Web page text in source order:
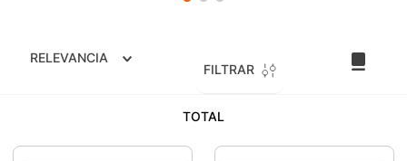
RELEVANCIA
FILTRAR
TOTAL
5.
interruptor
esmeriladora